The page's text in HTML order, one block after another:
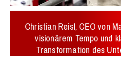
Christian Reisl, CEO von
visionärem Tempo und
Transformation des